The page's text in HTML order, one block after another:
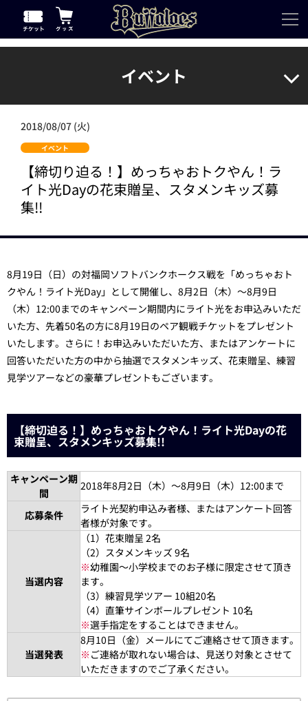
イベント
2018/08/07 (火)
イベント
【締切り迫る！】めっちゃおトクやん！ラ
イト光Dayの花束贈呈、スタメンキッズ募
集!!
8月19日（日）の対福岡ソフトバンクホークス戦を「めっちゃおト
クやん！ライト光Day」として開催し、8月2日（木）～8月9日
（木）12:00までのキャンペーン期間内にライト光をお申込みいただ
いた方、先着50名の方に8月19日のペア観戦チケットをプレゼント
いたします。さらに！お申込みいただいた方、またはアンケートに
回答いただいた方の中から抽選でスタメンキッズ、花束贈呈、練習
見学ツアーなどの豪華プレゼントもございます。
【締切迫る！】めっちゃおトクやん！ライト光Dayの花
束贈呈、スタメンキッズ募集!!
キャンペーン期
間
2018年8月2日（木）～8月9日（木）12:00まで
応募条件
ライト光契約申込み者様、またはアンケート回答
者様が対象です。
当選内容
（1）花束贈呈 2名
（2）スタメンキッズ 9名
※幼稚園～小学校までのお子様に限定させて頂き
ます。
（3）練習見学ツアー 10組20名
（4）直筆サインボールプレゼント 10名
※選手指定をすることはできません。
当選発表
8月10日（金）メールにてご連絡させて頂きます。
※ ご連絡が取れない場合は、見送り対象とさせて
いただきますのでご了承ください。